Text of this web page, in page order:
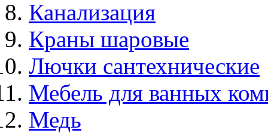
Канализация
Краны шаровые
Лючки сантехнические
Мебель для ванных
Медь